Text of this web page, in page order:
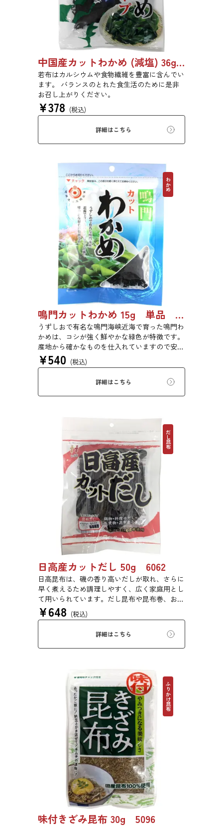
中国産カットわかめ (減塩) 36g 1920
若布はカルシウムや食物繊維を豊富に含んでい
ます。 バランスのとれた食生活のために是非
お召し上がりください。
¥378 (税込)
詳細はこちら
わかめ
鳴門カットわかめ 15g 単品 5袋セット 20袋セット 1975
うずしおで有名な鳴門海峡近海で育った鳴門わ
かめは、コシが強く鮮やかな緑色が特徴です。
産地から確かなものを仕入れていますので安心
してお買い求めください。また、乾燥タイプの
カットわかめですので、大きく増えて便利で
す。わかめはカルシウムや食物繊維を豊富に含
んでいますので、バランスのとれた食生活のた
めにお使いいただけます。
¥540 (税込)
詳細はこちら
だし昆布
日高産カットだし 50g 6062
日高昆布は、磯の香り高いだしが取れ、さらに
早く煮えるため調理しやすく、広く家庭用とし
て用いられています。だし昆布や昆布巻、おで
ん、佃煮、煮締め等に最適です。
¥648 (税込)
詳細はこちら
ふりかけ昆布
味付きざみ昆布 30g 5096